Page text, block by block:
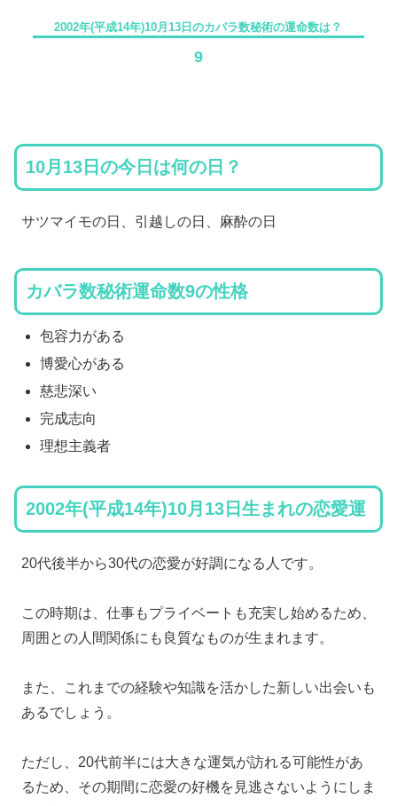
2002年(平成14年)10月13日のカバラ数秘術の運命数は？
9
10月13日の今日は何の日？
サツマイモの日、引越しの日、麻酔の日
カバラ数秘術運命数9の性格
包容力がある
博愛心がある
慈悲深い
完成志向
理想主義者
2002年(平成14年)10月13日生まれの恋愛運
20代後半から30代の恋愛が好調になる人です。
この時期は、仕事もプライベートも充実し始めるため、
周囲との人間関係にも良質なものが生まれます。
また、これまでの経験や知識を活かした新しい出会いも
あるでしょう。
ただし、20代前半には大きな運気が訪れる可能性があ
るため、その期間に恋愛の好機を見逃さないようにしま